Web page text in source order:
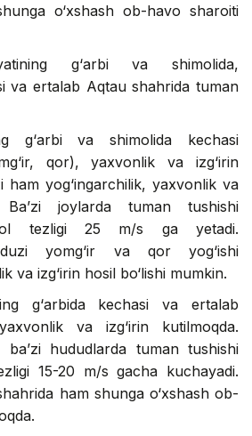
o‘xshash ob-havo sharoiti
g‘arbi va shimolida,
va ertalab Aqtau shahrida tuman
g‘arbi va shimolida kechasi
qor), yaxvonlik va izg‘irin
ham yog‘ingarchilik, yaxvonlik va
Ba’zi joylarda tuman tushishi
tezligi 25 m/s ga yetadi.
yomg‘ir va qor yog‘ishi
va izg‘irin hosil bo‘lishi mumkin.
g‘arbida kechasi va ertalab
va izg‘irin kutilmoqda.
hududlarda tuman tushishi
15-20 m/s gacha kuchayadi.
ham shunga o‘xshash ob-